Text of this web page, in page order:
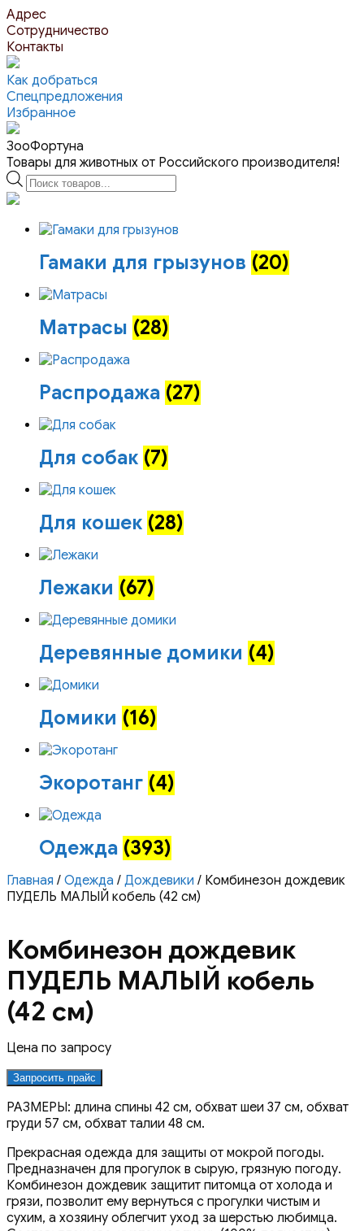
Перейти
к
контенту
Адрес
Сотрудничество
Контакты
Как добраться
Спецпредложения
Избранное
ЗооФортуна
Товары для животных от Российского производителя!
Поиск
товаров
Гамаки для грызунов (20)
Матрасы (28)
Распродажа (27)
Для собак (7)
Для кошек (28)
Лежаки (67)
Деревянные домики (4)
Домики (16)
Экоротанг (4)
Одежда (393)
Главная / Одежда / Дождевики / Комбинезон дождевик
ПУДЕЛЬ МАЛЫЙ кобель (42 см)
Комбинезон дождевик
ПУДЕЛЬ МАЛЫЙ кобель
(42 см)
Цена по запросу
Запросить прайс
РАЗМЕРЫ: длина спины 42 см, обхват шеи 37 см, обхват
груди 57 см, обхват талии 48 см.
Прекрасная одежда для защиты от мокрой погоды.
Предназначен для прогулок в сырую, грязную погоду.
Комбинезон дождевик защитит питомца от холода и
грязи, позволит ему вернуться с прогулки чистым и
сухим, а хозяину облегчит уход за шерстью любимца.